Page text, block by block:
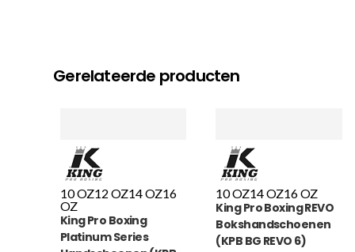
Gerelateerde producten
10 OZ12 OZ14 OZ16
OZ
King Pro Boxing
Platinum Series
10 OZ14 OZ16 OZ
King Pro Boxing REVO
Bokshandschoenen
(KPB BG REVO 6)